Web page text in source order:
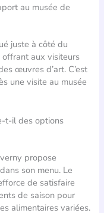
au musée de
juste à côté du
offrant aux visiteurs
œuvres d’art. C’est
une visite au musée
t-il des options
propose
son menu. Le
de satisfaire
de saison pour
alimentaires variées.